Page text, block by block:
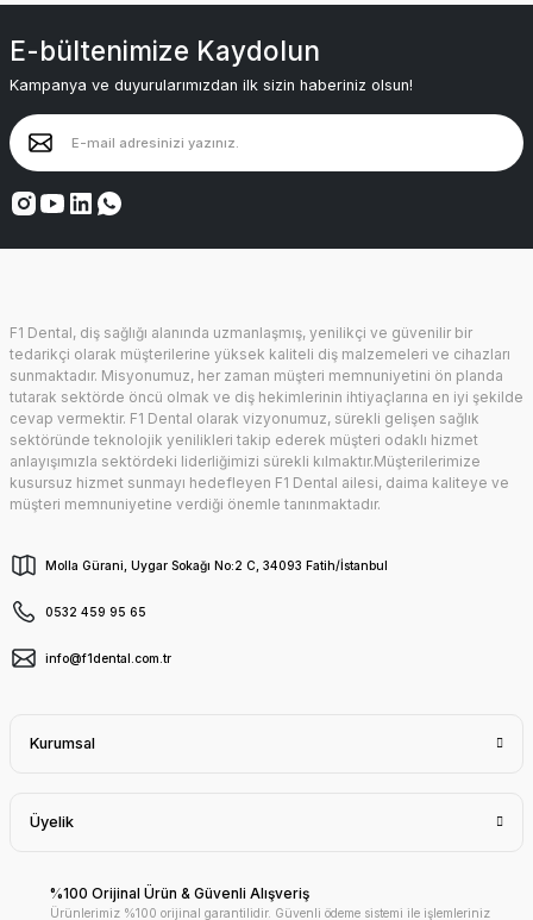
E-bültenimize Kaydolun
Kampanya ve duyurularımızdan ilk sizin haberiniz olsun!
F1 Dental, diş sağlığı alanında uzmanlaşmış, yenilikçi ve güvenilir bir
tedarikçi olarak müşterilerine yüksek kaliteli diş malzemeleri ve cihazları
sunmaktadır. Misyonumuz, her zaman müşteri memnuniyetini ön planda
tutarak sektörde öncü olmak ve diş hekimlerinin ihtiyaçlarına en iyi şekilde
cevap vermektir. F1 Dental olarak vizyonumuz, sürekli gelişen sağlık
sektöründe teknolojik yenilikleri takip ederek müşteri odaklı hizmet
anlayışımızla sektördeki liderliğimizi sürekli kılmaktır.Müşterilerimize
kusursuz hizmet sunmayı hedefleyen F1 Dental ailesi, daima kaliteye ve
müşteri memnuniyetine verdiği önemle tanınmaktadır.
Molla Gürani, Uygar Sokağı No:2 C, 34093 Fatih/İstanbul
0532 459 95 65
info@f1dental.com.tr
Kurumsal
Üyelik
%100 Orijinal Ürün & Güvenli Alışveriş
Ürünlerimiz %100 orijinal garantilidir. Güvenli ödeme sistemi ile işlemleriniz